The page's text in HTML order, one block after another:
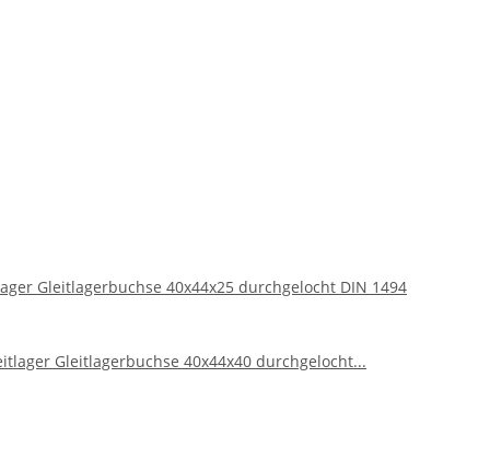
Gleitlagerbuchse 40x44x25 durchgelocht DIN 1494